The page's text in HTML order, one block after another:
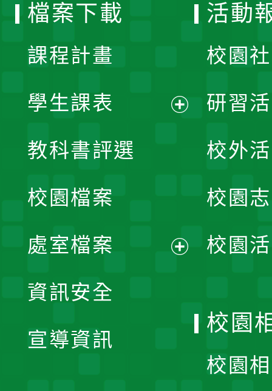
檔案下載
課程計畫
學生課表
單
教科書評選
校園檔案
處室檔案
資訊安全
宣導資訊
活動
校園
研習
校外
校園
校園
校園
校園